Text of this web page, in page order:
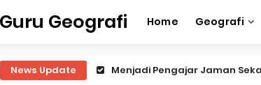
Guru Geografi Home Geografi
News Update Latihan Prediksi Soal OSK